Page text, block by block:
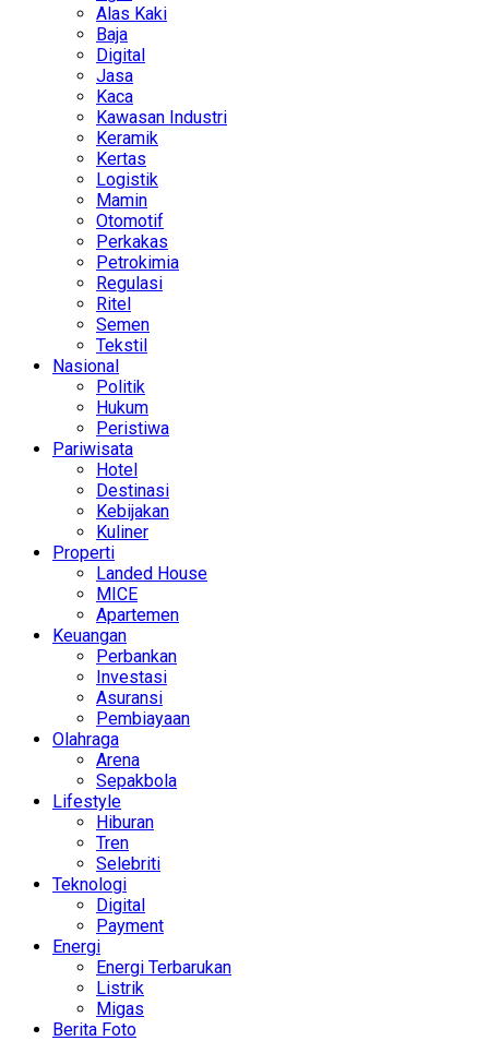
Alas Kaki
Baja
Digital
Jasa
Kaca
Kawasan Industri
Keramik
Kertas
Logistik
Mamin
Otomotif
Perkakas
Petrokimia
Regulasi
Ritel
Semen
Tekstil
Nasional
Politik
Hukum
Peristiwa
Pariwisata
Hotel
Destinasi
Kebijakan
Kuliner
Properti
Landed House
MICE
Apartemen
Keuangan
Perbankan
Investasi
Asuransi
Pembiayaan
Olahraga
Arena
Sepakbola
Lifestyle
Hiburan
Tren
Selebriti
Teknologi
Digital
Payment
Energi
Energi Terbarukan
Listrik
Migas
Berita Foto